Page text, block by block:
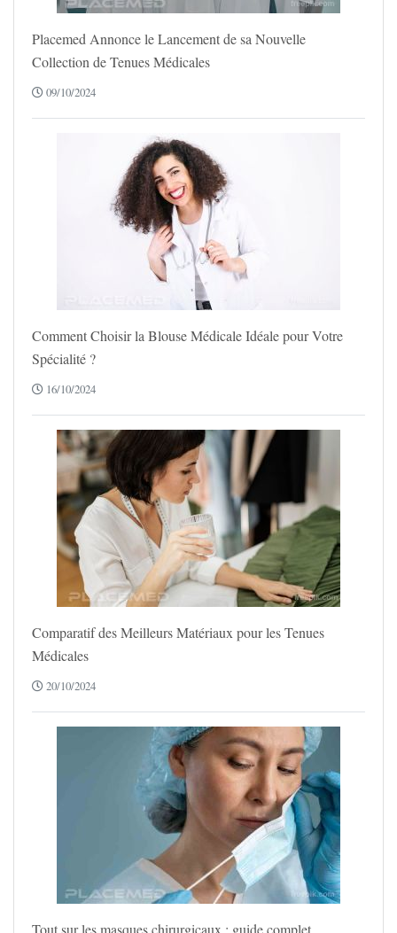
Placemed Annonce le Lancement de sa Nouvelle
Collection de Tenues Médicales
09/10/2024
Comment Choisir la Blouse Médicale Idéale pour Votre
Spécialité ?
16/10/2024
Comparatif des Meilleurs Matériaux pour les Tenues
Médicales
20/10/2024
Tout sur les masques chirurgicaux : guide complet